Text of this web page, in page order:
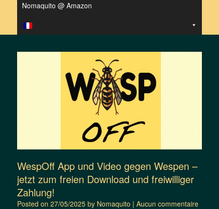
Nomaquito @ Amazon
WespOff App und Video gegen Wespen –
jetzt zum freien Download und freiwilliger
Zahlung!
Posted on 27/05/2025 by Nomaquito | Aucun commentaire